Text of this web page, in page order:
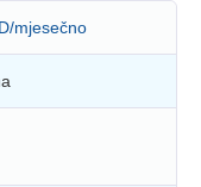
mjesečno